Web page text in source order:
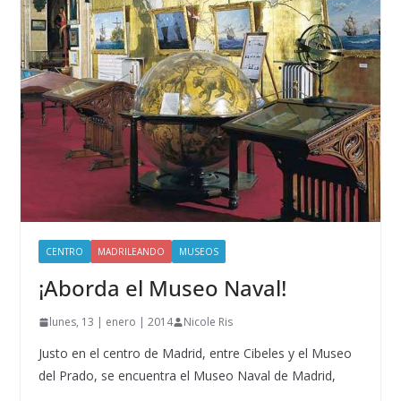
CENTRO MADRILEANDO MUSEOS
¡Aborda el Museo Naval!
lunes, 13 | enero | 2014 Nicole Ris
Justo en el centro de Madrid, entre Cibeles y el Museo
del Prado, se encuentra el Museo Naval de Madrid,